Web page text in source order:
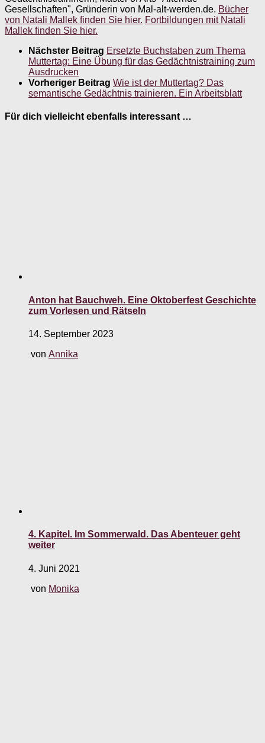
Gesellschaften", Gründerin von Mal-alt-werden.de. Bücher
von Natali Mallek finden Sie hier. Fortbildungen mit Natali
Mallek finden Sie hier.
Nächster Beitrag Ersetzte Buchstaben zum Thema
Muttertag: Eine Übung für das Gedächtnistraining zum
Ausdrucken
Vorheriger Beitrag Wie ist der Muttertag? Das
semantische Gedächtnis trainieren. Ein Arbeitsblatt
Für dich vielleicht ebenfalls interessant …
Anton hat Bauchweh. Eine Oktoberfest Geschichte
zum Vorlesen und Rätseln
14. September 2023
von Annika
4. Kapitel. Im Sommerwald. Das Abenteuer geht
weiter
4. Juni 2021
von Monika